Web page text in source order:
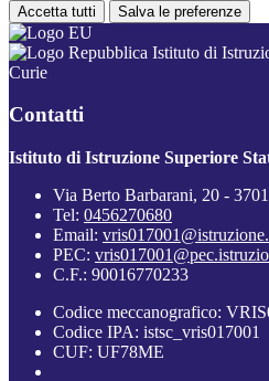
Accetta tutti Salva le preferenze
Istituto di
Curie
Contatti
Istituto di Istruzione Superiore
Via Berto Barbarani, 20 -
Tel: 0456270680
Email:
PEC:
C.F.: 90016770233
Codice meccanografico:
Codice IPA: istsc_vris017001
CUF: UF78ME